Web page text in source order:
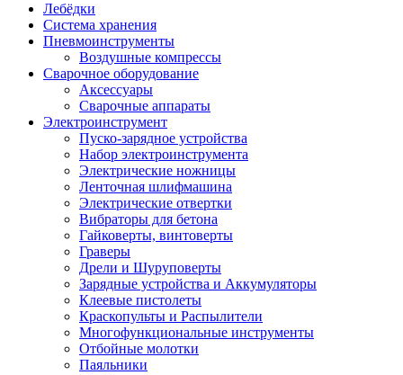
Лебёдки
Система хранения
Пневмоинструменты
Воздушные компрессы
Сварочное оборудование
Аксессуары
Сварочные аппараты
Электроинструмент
Пуско-зарядное устройства
Набор электроинструмента
Электрические ножницы
Ленточная шлифмашина
Электрические отвертки
Вибраторы для бетона
Гайковерты, винтоверты
Граверы
Дрели и Шуруповерты
Зарядные устройства и Аккумуляторы
Клеевые пистолеты
Краскопульты и Распылители
Многофункциональные инструменты
Отбойные молотки
Паяльники